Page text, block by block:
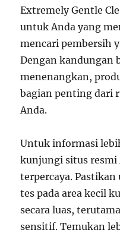
Extremely Gentle
untuk Anda yang
mencari pembersih
Dengan kandungan
menenangkan,
bagian penting dari
Anda.
Untuk informasi
kunjungi situs resmi
terpercaya.
tes pada area kecil
secara luas,
sensitif. Temukan